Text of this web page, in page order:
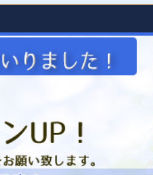
アウター
Buy & Support ご購入・サポート
08 送料・お支払い
送料・決済方法
09 お問い合わせ
電話・メール・LINE